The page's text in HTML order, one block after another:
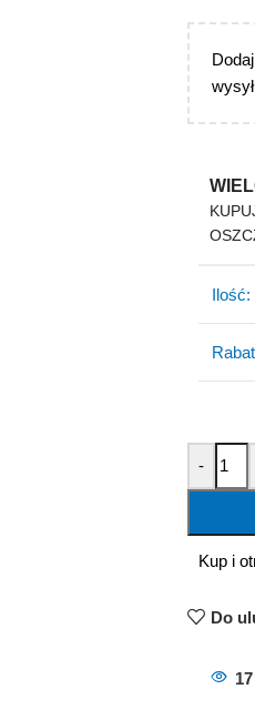
Dodaj
Ilość:
-
Kup i
Do
17